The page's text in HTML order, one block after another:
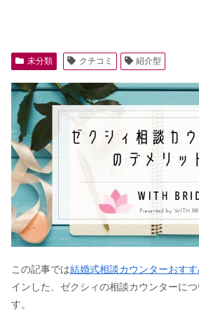
未分類 クチコミ 紹介型
この記事では結婚式相談カウンターおす
インした、ゼクシィの相談カウンターに
す。